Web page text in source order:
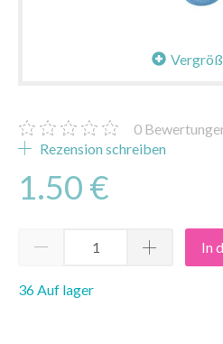
0
Rezension schreiben
1.50 €
In
36 Auf lager